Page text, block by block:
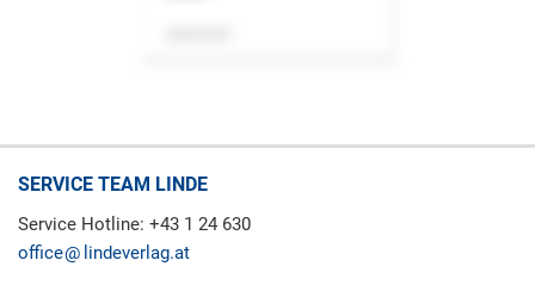
SERVICE TEAM LINDE
Service Hotline: +43 1 24 630
office
lindeverlag.at